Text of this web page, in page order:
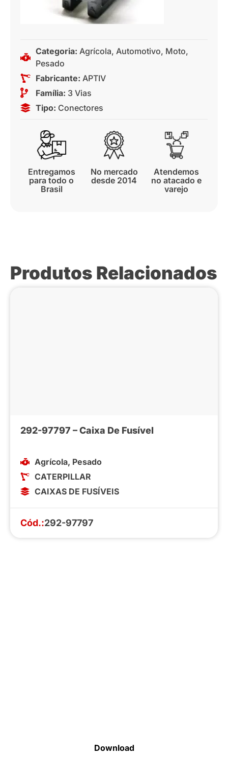
Categoria: Agrícola, Automotivo, Moto,
Pesado
Fabricante: APTIV
Família: 3 Vias
Tipo: Conectores
Entregamos
para todo o
Brasil
No mercado
desde 2014
Atendemos
no atacado e
varejo
Produtos Relacionados
292-97797 – Caixa De Fusível
Agrícola, Pesado
CATERPILLAR
CAIXAS DE FUSÍVEIS
Cód.:292-97797
Download